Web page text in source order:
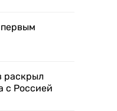
раскрыл
с Россией